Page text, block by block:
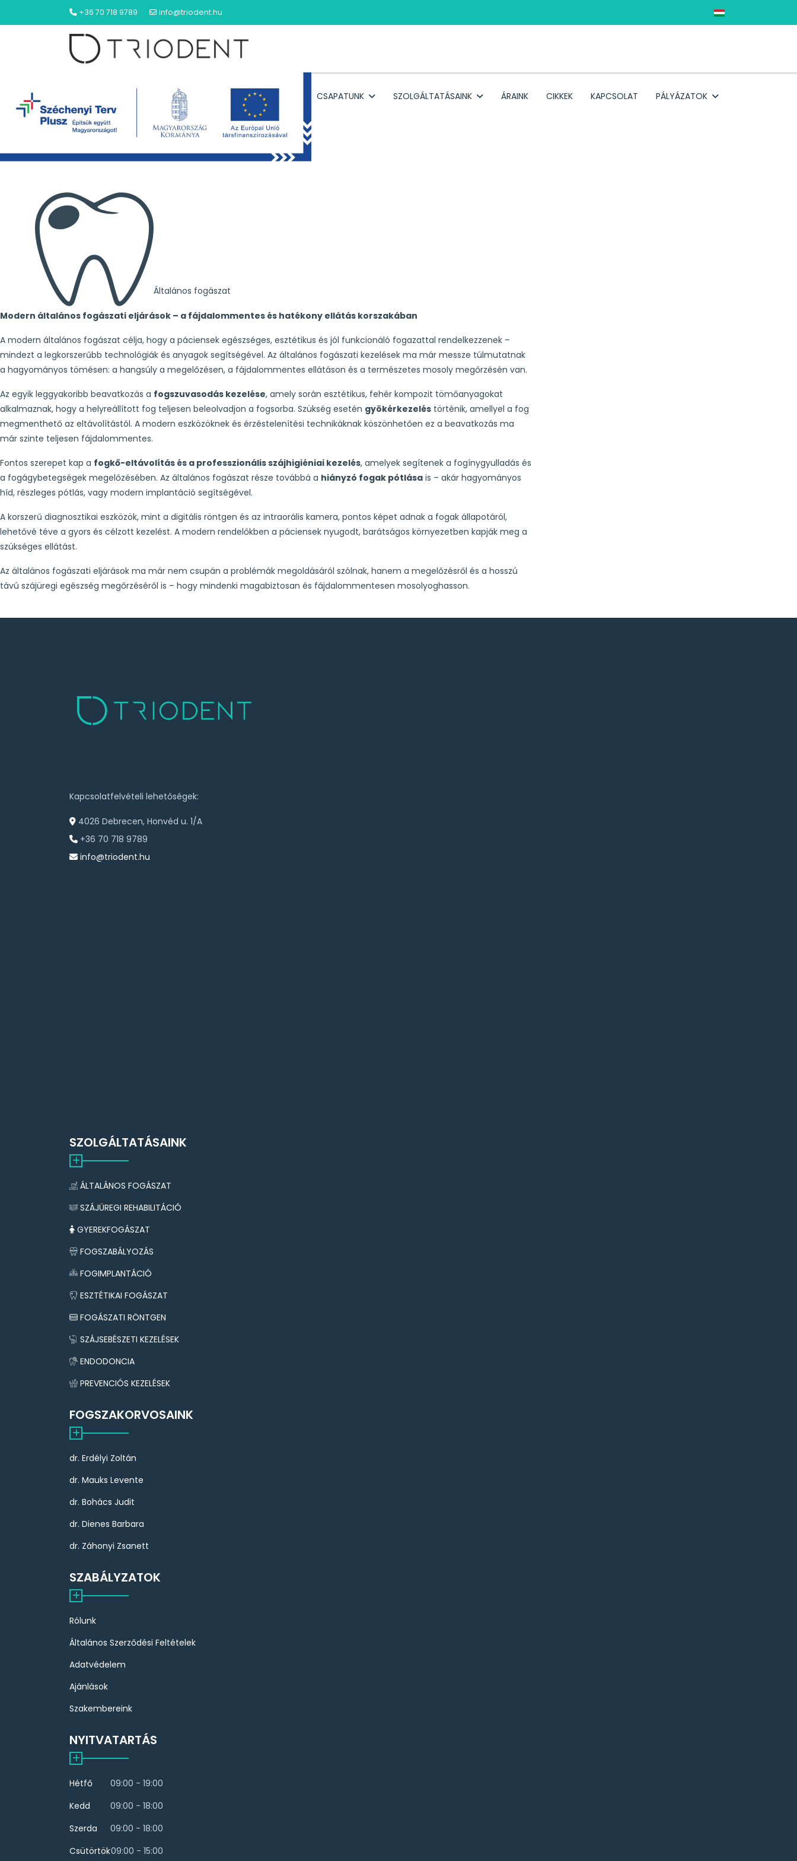
+36 70 718 9789 info@triodent.hu Válasszon nyelvet
NYITÓLAP CSAPATUNK SZOLGÁLTATÁSAINK ÁRAINK CIKKEK KAPCSOLAT PÁLYÁZATOK
ÁLTALÁNOS FOGÁSZAT
Általános fogászat
Modern általános fogászati eljárások – a fájdalommentes és hatékony ellátás korszakában
A modern általános fogászat célja, hogy a páciensek egészséges, esztétikus és jól funkcionáló fogazattal rendelkezzenek –
mindezt a legkorszerűbb technológiák és anyagok segítségével. Az általános fogászati kezelések ma már messze túlmutatnak
a hagyományos tömésen: a hangsúly a megelőzésen, a fájdalommentes ellátáson és a természetes mosoly megőrzésén van.
Az egyik leggyakoribb beavatkozás a fogszuvasodás kezelése, amely során esztétikus, fehér kompozit tömőanyagokat
alkalmaznak, hogy a helyreállított fog teljesen beleolvadjon a fogsorba. Szükség esetén gyökérkezelés történik, amellyel a fog
megmenthető az eltávolítástól. A modern eszközöknek és érzéstelenítési technikáknak köszönhetően ez a beavatkozás ma
már szinte teljesen fájdalommentes.
Fontos szerepet kap a fogkő-eltávolítás és a professzionális szájhigiéniai kezelés, amelyek segítenek a fogínygyulladás és
a fogágybetegségek megelőzésében. Az általános fogászat része továbbá a hiányzó fogak pótlása is – akár hagyományos
híd, részleges pótlás, vagy modern implantáció segítségével.
A korszerű diagnosztikai eszközök, mint a digitális röntgen és az intraorális kamera, pontos képet adnak a fogak állapotáról,
lehetővé téve a gyors és célzott kezelést. A modern rendelőkben a páciensek nyugodt, barátságos környezetben kapják meg a
szükséges ellátást.
Az általános fogászati eljárások ma már nem csupán a problémák megoldásáról szólnak, hanem a megelőzésről és a hosszú
távú szájüregi egészség megőrzéséről is – hogy mindenki magabiztosan és fájdalommentesen mosolyoghasson.
Kapcsolatfelvételi lehetőségek:
4026 Debrecen, Honvéd u. 1/A
+36 70 718 9789
info@triodent.hu
SZOLGÁLTATÁSAINK
ÁLTALÁNOS FOGÁSZAT
SZÁJÜREGI REHABILITÁCIÓ
GYEREKFOGÁSZAT
FOGSZABÁLYOZÁS
FOGIMPLANTÁCIÓ
ESZTÉTIKAI FOGÁSZAT
FOGÁSZATI RÖNTGEN
SZÁJSEBÉSZETI KEZELÉSEK
ENDODONCIA
PREVENCIÓS KEZELÉSEK
FOGSZAKORVOSAINK
dr. Erdélyi Zoltán
dr. Mauks Levente
dr. Bohács Judit
dr. Dienes Barbara
dr. Záhonyi Zsanett
SZABÁLYZATOK
Rólunk
Általános Szerződési Feltételek
Adatvédelem
Ajánlások
Szakembereink
NYITVATARTÁS
Hétfő
09:00 - 19:00
Kedd
09:00 - 18:00
Szerda
09:00 - 18:00
Csütörtök09:00 - 15:00